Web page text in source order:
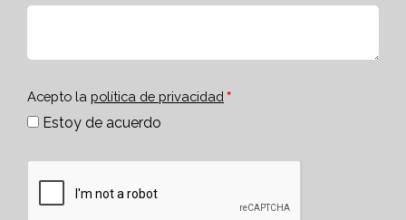
Acepto la política de privacidad
Estoy de acuerdo